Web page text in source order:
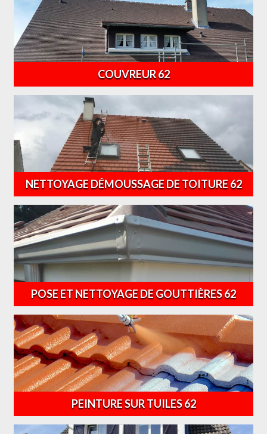
COUVREUR 62
NETTOYAGE DÉMOUSSAGE DE TOITURE 62
POSE ET NETTOYAGE DE GOUTTIÈRES 62
PEINTURE SUR TUILES 62